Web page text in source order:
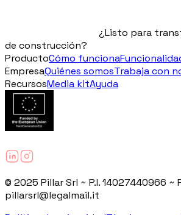
¿Listo para
de construcción?
ProductoCómo funciona
EmpresaQuiénes somosTrabaja con
RecursosMedia kitAyuda
© 2025 Pillar Srl ~ P.I. 14027440966 ~
pillarsrl@legalmail.it